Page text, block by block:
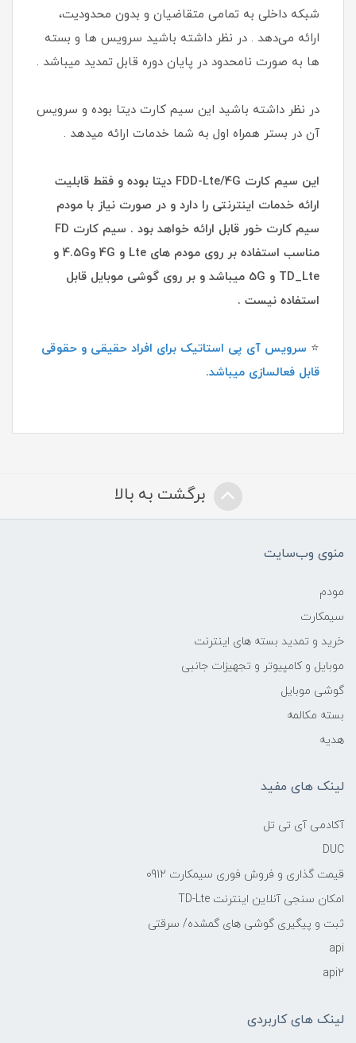
شبکه داخلی به تمامی متقاضیان و بدون محدودیت،
ارائه می‌دهد . در نظر داشته باشید سرویس ها و بسته
ها به صورت نامحدود در پایان دوره قابل تمدید میباشد .
در نظر داشته باشید این سیم کارت دیتا بوده و سرویس
آن در بستر همراه اول به شما خدمات ارائه میدهد .
این سیم کارت FDD-Lte/4G دیتا بوده و فقط قابلیت
ارائه خدمات اینترنتی را دارد و در صورت نیاز با مودم
سیم کارت خور قابل ارائه خواهد بود . سیم کارت FD
مناسب استفاده بر روی مودم های Lte و 4G و4.5G و
TD_Lte و 5G میباشد و بر روی گوشی موبایل قابل
استفاده نیست .
⭐ سرویس آی پی استاتیک برای افراد حقیقی و حقوقی
قابل فعالسازی میباشد.
برگشت به بالا
منوی وب‌سایت
مودم
سیمکارت
خرید و تمدید بسته های اینترنت
موبایل و کامپیوتر و تجهیزات جانبی
گوشی موبایل
بسته مکالمه
هدیه
لینک های مفید
آکادمی آی تی تل
DUC
قیمت گذاری و فروش فوری سیمکارت 0912
امکان سنجی آنلاین اینترنت TD-Lte
ثبت و پیگیری گوشی های گمشده/ سرقتی
api
api2
لینک های کاربردی